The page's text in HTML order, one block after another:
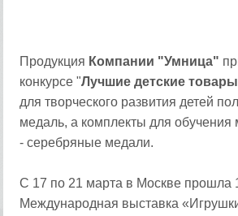
Продукция Компании "Умница"
конкурсе "Лучшие детские
для творческого развития детей
медаль, а комплекты для
- серебряные медали.
С 17 по 21 марта в Москве прошла
Международная выставка